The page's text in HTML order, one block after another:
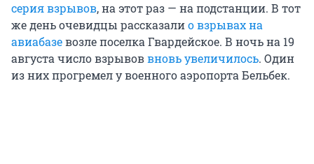
серия взрывов, на этот раз — на подстанции. В тот
же день очевидцы рассказалио взрывах на
авиабазевозле поселка Гвардейское. В ночь на 19
августа число взрывоввновь увеличилось. Один
из них прогремел у военного аэропорта Бельбек.